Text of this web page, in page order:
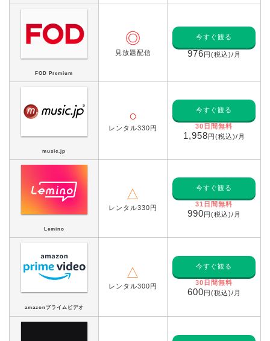
FOD Premium
◎
見放題配信
今すぐ観る
976円(税込)/月
music.jp
○
レンタル330円
今すぐ観る
30日間無料
1,958円(税込)/月
Lemino
△
レンタル330円
今すぐ観る
31日間無料
990円(税込)/月
amazonプライムビデオ
△
レンタル300円
今すぐ観る
30日間無料
600円(税込)/月